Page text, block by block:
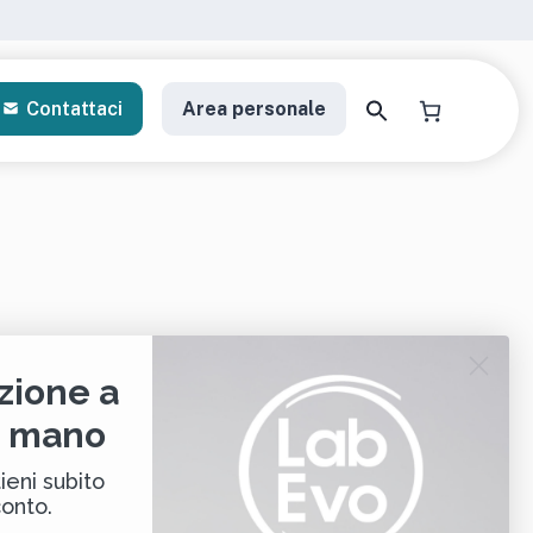
Contattaci Area personale
personalizzati
a
subito